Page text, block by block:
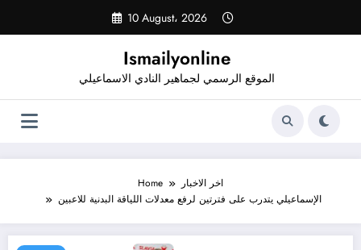
content
10 August، 2026
Ismailyonline
الموقع الرسمي لجماهير النادي الاسماعيلي
Home
اخر الاخبار
الإسماعيلي يتدرب على فترتين لرفع معدلات اللياقة البدنية للاعبين